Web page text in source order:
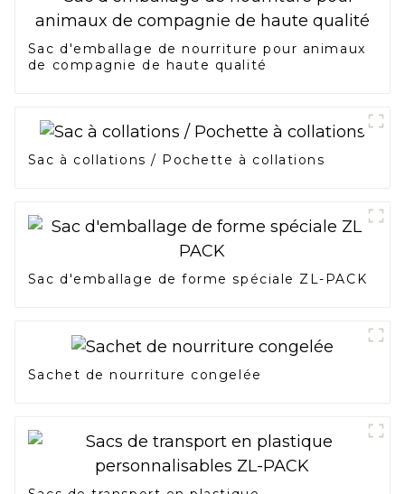
Sac d'emballage de nourriture pour animaux
de compagnie de haute qualité
Sac à collations / Pochette à collations
Sac d'emballage de forme spéciale ZL-PACK
Sachet de nourriture congelée